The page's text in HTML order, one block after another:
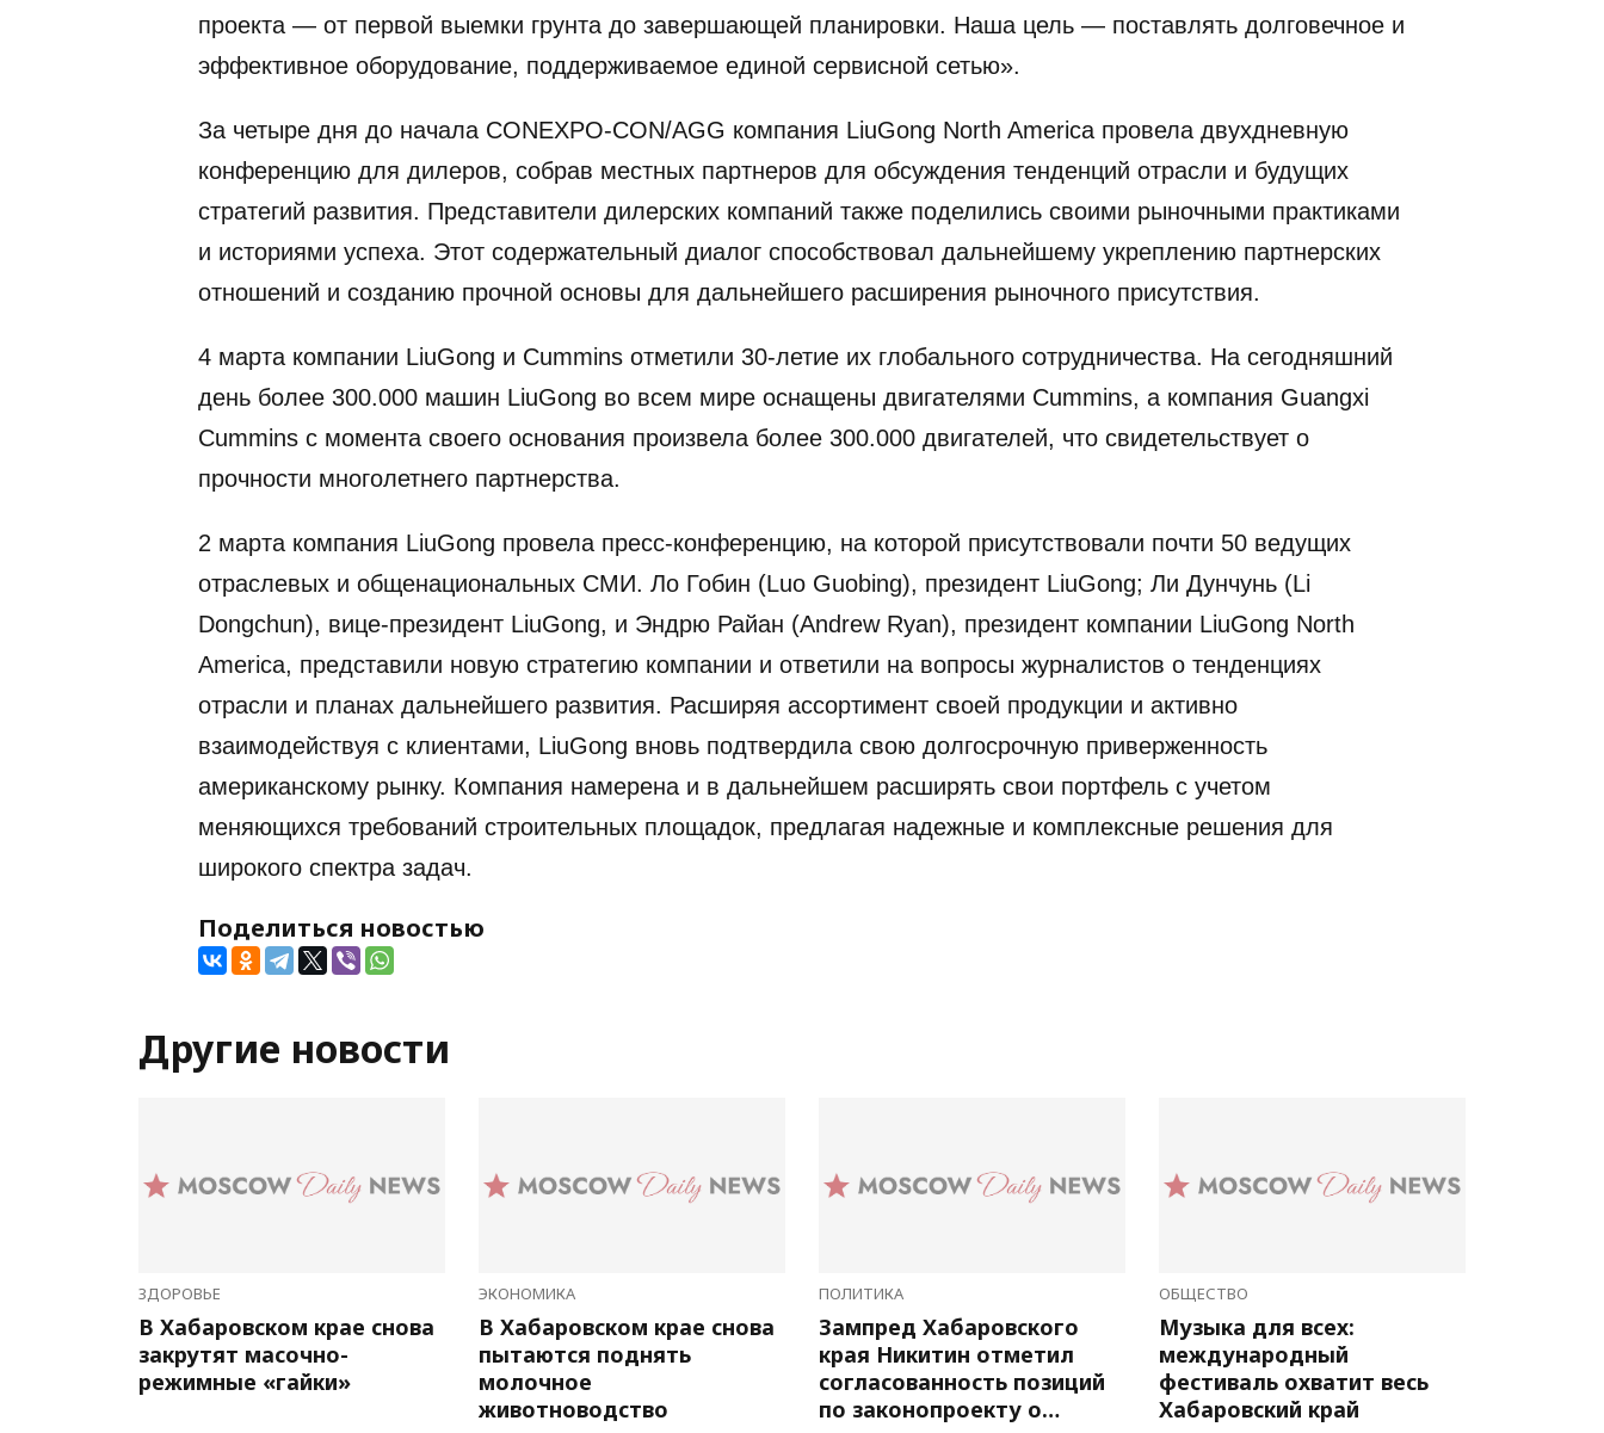
проекта — от первой выемки грунта до завершающей планировки. Наша цель — поставлять долговечное и
эффективное оборудование, поддерживаемое единой сервисной сетью».
За четыре дня до начала CONEXPO-CON/AGG компания LiuGong North America провела двухдневную
конференцию для дилеров, собрав местных партнеров для обсуждения тенденций отрасли и будущих
стратегий развития. Представители дилерских компаний также поделились своими рыночными практиками
и историями успеха. Этот содержательный диалог способствовал дальнейшему укреплению партнерских
отношений и созданию прочной основы для дальнейшего расширения рыночного присутствия.
4 марта компании LiuGong и Cummins отметили 30-летие их глобального сотрудничества. На сегодняшний
день более 300.000 машин LiuGong во всем мире оснащены двигателями Cummins, а компания Guangxi
Cummins с момента своего основания произвела более 300.000 двигателей, что свидетельствует о
прочности многолетнего партнерства.
2 марта компания LiuGong провела пресс-конференцию, на которой присутствовали почти 50 ведущих
отраслевых и общенациональных СМИ. Ло Гобин (Luo Guobing), президент LiuGong; Ли Дунчунь (Li
Dongchun), вице-президент LiuGong, и Эндрю Райан (Andrew Ryan), президент компании LiuGong North
America, представили новую стратегию компании и ответили на вопросы журналистов о тенденциях
отрасли и планах дальнейшего развития. Расширяя ассортимент своей продукции и активно
взаимодействуя с клиентами, LiuGong вновь подтвердила свою долгосрочную приверженность
американскому рынку. Компания намерена и в дальнейшем расширять свои портфель с учетом
меняющихся требований строительных площадок, предлагая надежные и комплексные решения для
широкого спектра задач.
Поделиться новостью
Другие новости
ЗДОРОВЬЕ
В Хабаровском крае снова
закрутят масочно-
режимные «гайки»
ЭКОНОМИКА
В Хабаровском крае снова
пытаются поднять
молочное
животноводство
ПОЛИТИКА
Зампред Хабаровского
края Никитин отметил
согласованность позиций
по законопроекту о
ОБЩЕСТВО
Музыка для всех:
международный
фестиваль охватит весь
Хабаровский край